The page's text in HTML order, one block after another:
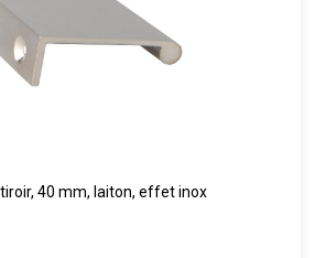
40 mm, laiton, effet inox